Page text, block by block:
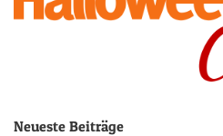
Neueste Beiträge